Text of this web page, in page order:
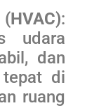
:
udara
dan
di
ruang